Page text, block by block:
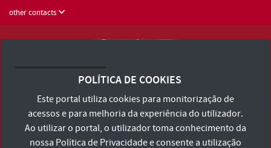
other contacts
Terms and Conditions and Privacy Policy
Accessibility Statement
POLÍTICA DE COOKIES
Este portal utiliza cookies para monitorização de
acessos e para melhoria da experiência do utilizador.
Ao utilizar o portal, o utilizador toma conhecimento da
nossa Política de Privacidadee consente a utilização